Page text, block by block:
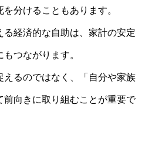
分けることもあります。
る経済的な自助は、家計の安定
つながります。
えるのではなく、「自分や家族
前向きに取り組むことが重要で